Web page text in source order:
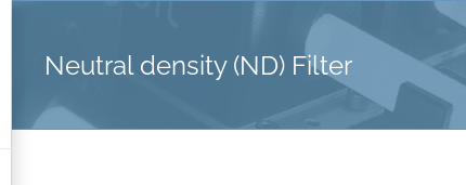
Neutral density (ND) Filter